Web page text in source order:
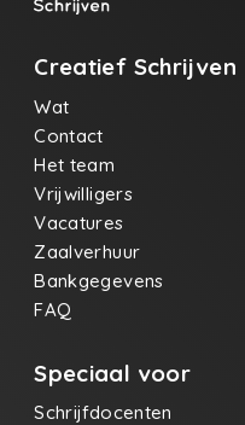
Creatief Schrijven
Wat
Contact
Het team
Vrijwilligers
Vacatures
Zaalverhuur
Bankgegevens
FAQ
Speciaal voor
Schrijfdocenten